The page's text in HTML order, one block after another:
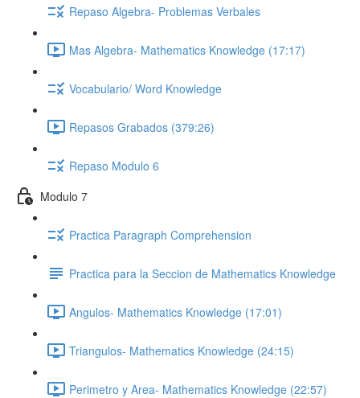
Repaso Algebra- Problemas Verbales
Mas Algebra- Mathematics Knowledge (17:17)
Vocabulario/ Word Knowledge
Repasos Grabados (379:26)
Repaso Modulo 6
Modulo 7
Practica Paragraph Comprehension
Practica para la Seccion de Mathematics Knowledge
Angulos- Mathematics Knowledge (17:01)
Triangulos- Mathematics Knowledge (24:15)
Perimetro y Area- Mathematics Knowledge (22:57)